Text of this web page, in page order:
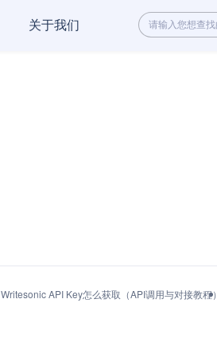
关于我们
Writesonic API Key怎么获取（API调用与对接教程）